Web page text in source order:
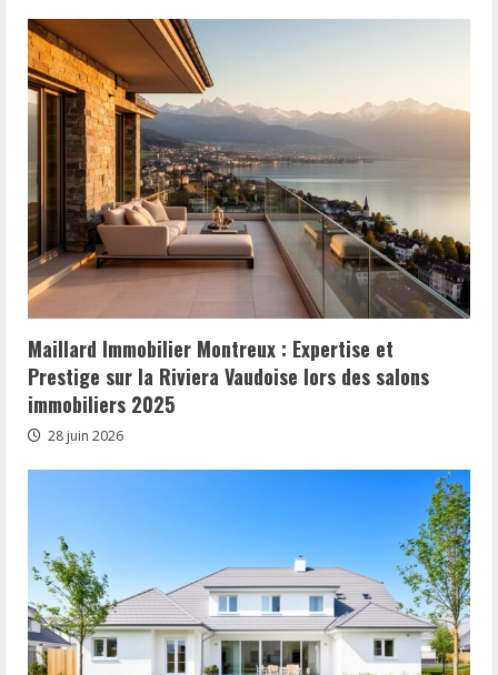
Maillard Immobilier Montreux : Expertise et
Prestige sur la Riviera Vaudoise lors des salons
immobiliers 2025
28 juin 2026